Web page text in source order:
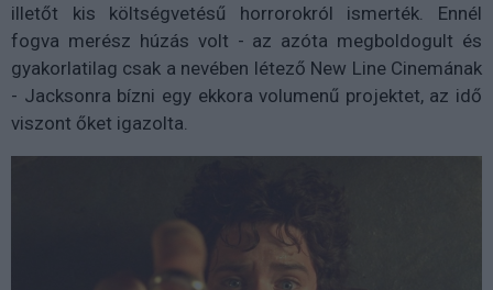
illetőt kis költségvetésű horrorokról ismerték. Ennél
fogva merész húzás volt - az azóta megboldogult és
gyakorlatilag csak a nevében létező New Line Cinemának
- Jacksonra bízni egy ekkora volumenű projektet, az idő
viszont őket igazolta.